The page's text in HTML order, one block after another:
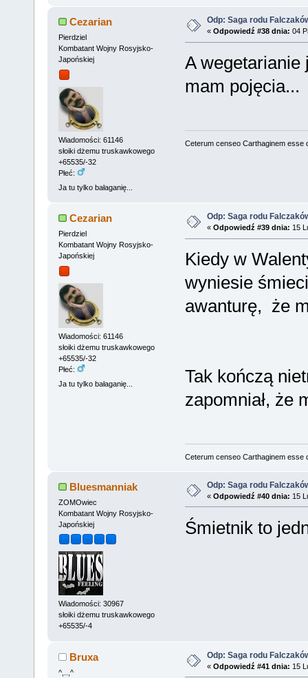
Cezarian
Pierdziel
Kombatant Wojny Rosyjsko-
Japońskiej
Wiadomości: 61146
słoiki dżemu truskawkowego
+65535/-32
Płeć:
Ja tu tylko bałaganię...
Odp: Saga rodu
« Odpowiedź #38 dnia: 04
A wegetarianie
mam pojęcia...
Ceterum censeo Carthaginem esse
Cezarian
Pierdziel
Kombatant Wojny Rosyjsko-
Japońskiej
Wiadomości: 61146
słoiki dżemu truskawkowego
+65535/-32
Płeć:
Ja tu tylko bałaganię...
Odp: Saga rodu
« Odpowiedź #39 dnia: 15
Kiedy w
wyniesie
awanturę, że
Tak kończą
zapomniał, że
Ceterum censeo Carthaginem esse
Bluesmanniak
ZOMOwiec
Kombatant Wojny Rosyjsko-
Japońskiej
Wiadomości: 30967
słoiki dżemu truskawkowego
+65535/-4
Odp: Saga rodu
« Odpowiedź #40 dnia: 15
Śmietnik to
Bruxa
^,..,^
Odp: Saga rodu
« Odpowiedź #41 dnia: 15